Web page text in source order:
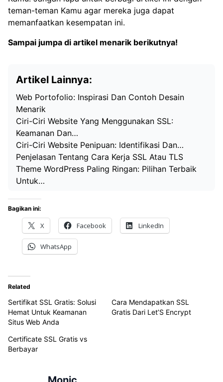
teman-teman Kamu agar mereka juga dapat
memanfaatkan kesempatan ini.
Sampai jumpa di artikel menarik berikutnya!
Artikel Lainnya:
Web Portofolio: Inspirasi Dan Contoh Desain
Menarik
Ciri-Ciri Website Yang Menggunakan SSL:
Keamanan Dan…
Ciri-Ciri Website Penipuan: Identifikasi Dan…
Penjelasan Tentang Cara Kerja SSL Atau TLS
Theme WordPress Paling Ringan: Pilihan Terbaik
Untuk…
Bagikan ini:
X Facebook LinkedIn
WhatsApp
Related
Sertifikat SSL Gratis: Solusi
Hemat Untuk Keamanan
Situs Web Anda
Cara Mendapatkan SSL
Gratis Dari Let’S Encrypt
Certificate SSL Gratis vs
Berbayar